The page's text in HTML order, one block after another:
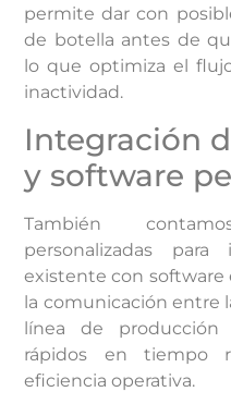
permite dar con
de botella antes de
lo que optimiza el
inactividad.
Integración
y software
También
personalizadas
existente con software
la comunicación entre
línea de
rápidos en tiempo
eficiencia operativa.